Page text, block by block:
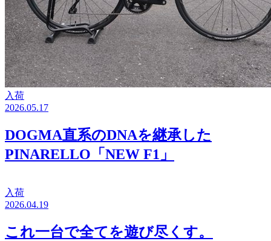
入荷
2026.05.17
DOGMA直系のDNAを継承した
PINARELLO「NEW F1」
入荷
2026.04.19
これ一台で全てを遊び尽くす。